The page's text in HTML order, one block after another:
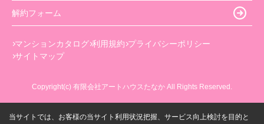
解約フォーム
マンションカタログ 利用規約 プライバシーポリシー
サイトマップ
Copyright(c) 有限会社アートハウスたなか All Rights Reserved.
当サイトでは、お客様の当サイト利用状況把握、サービス向上検討を目的と